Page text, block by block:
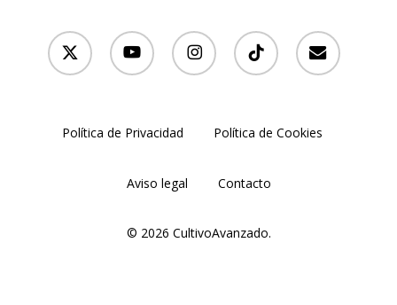
x-
twitter
youtube instagram tiktok email
Política de Privacidad Política de Cookies
Aviso legal Contacto
© 2026 CultivoAvanzado.